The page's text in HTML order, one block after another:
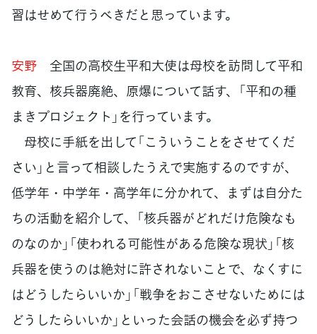
習はせめて行うべきだと思っています。
安野 全国の高校生平和大使は母校を訪問して平和
教育、核兵器廃絶、原爆について話す、「平和の種
まきプロジェクト」を行っています。
母校に手紙を出して「こういうことをさせてくだ
さい」と言って相談したうえで実施するのですが、
低学年・中学年・高学年に分かれて、まずは自分た
ちの活動を紹介して、「核兵器がどれだけ危険なも
のなのか」「使われる可能性がある危険な現状」「核
兵器を使うのは絶対に許されないことで、なくすに
はどうしたらいいか」「戦争をおこさせないためには
どうしたらいいか」といった会話の機会を必ず持つ